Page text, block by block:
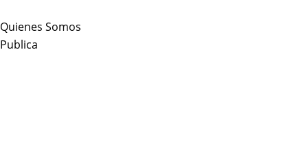
to
content
Quienes Somos
Publica